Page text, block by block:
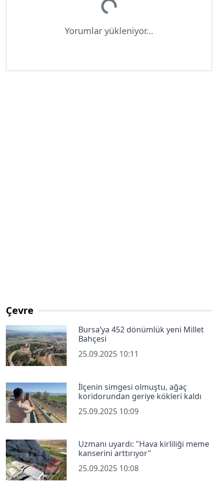
Yükleniyor...
Yorumlar yükleniyor...
Çevre
Bursa’ya 452 dönümlük yeni Millet
Bahçesi
25.09.2025 10:11
İlçenin simgesi olmuştu, ağaç
koridorundan geriye kökleri kaldı
25.09.2025 10:09
Uzmanı uyardı: "Hava kirliliği meme
kanserini arttırıyor"
25.09.2025 10:08